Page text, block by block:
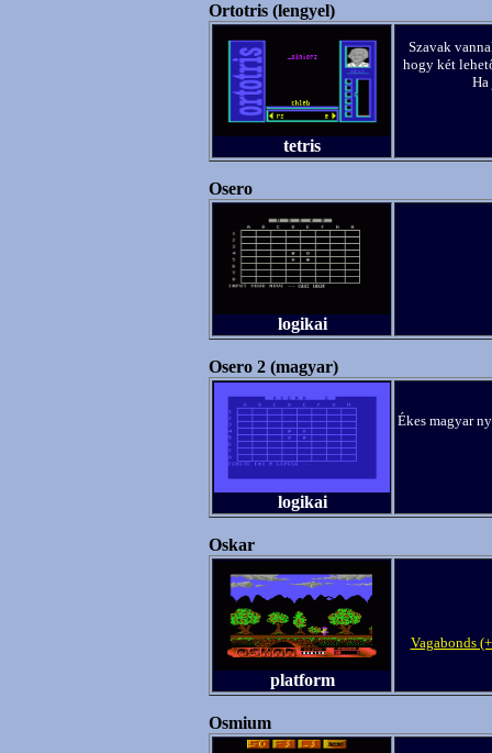
Ortotris (lengyel)
tetris
Szavak
hogy két
Ha
Osero
logikai
Osero 2 (magyar)
logikai
Ékes magyar
Oskar
platform
Vagabonds
Osmium